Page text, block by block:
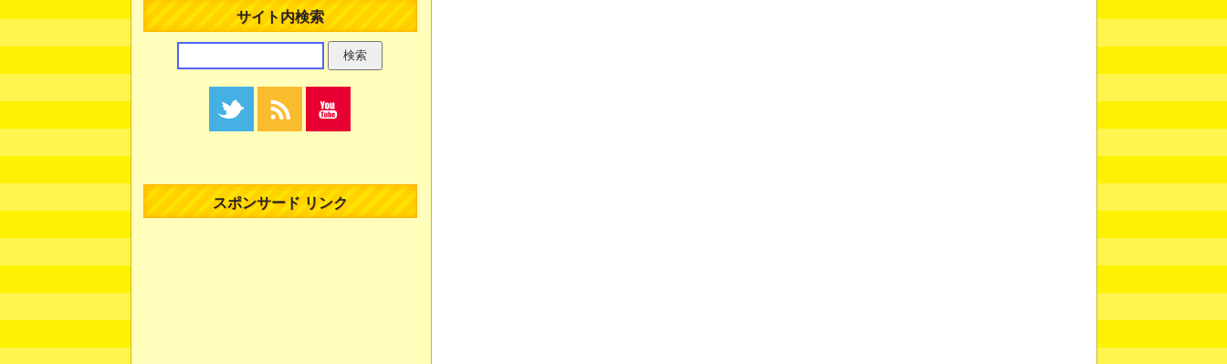
サイト内検索
スポンサード リンク